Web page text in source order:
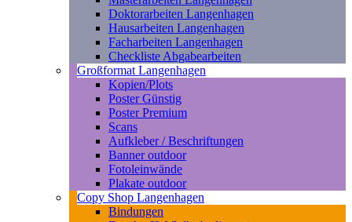
Doktorarbeiten Langenhagen
Hausarbeiten Langenhagen
Facharbeiten Langenhagen
Checkliste Abgabearbeiten
Großformat Langenhagen
Kopien/Plots
Poster Günstig
Poster Premium
Scans
Aufkleber / Beschriftungen
Banner outdoor
Fotoleinwände
Plakate outdoor
Copy Shop Langenhagen
Bindungen